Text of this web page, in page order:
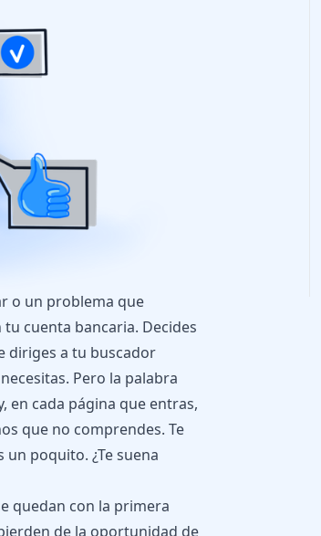
o un problema que
cuenta bancaria. Decides
diriges a tu buscador
Pero la palabra
en cada página que entras,
que no comprendes. Te
poquito. ¿Te suena
quedan con la primera
de la oportunidad de